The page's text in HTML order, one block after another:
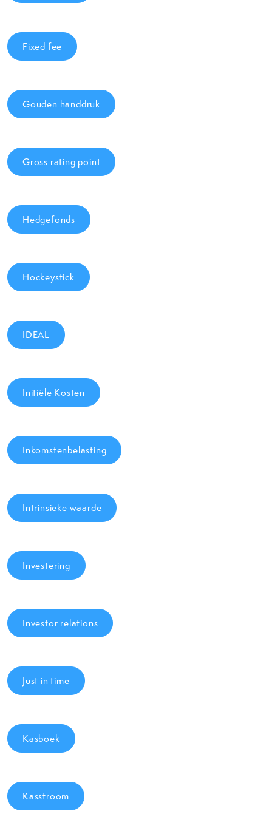
Fixed fee
Gouden handdruk
Gross rating point
Hedgefonds
Hockeystick
IDEAL
Initiële Kosten
Inkomstenbelasting
Intrinsieke waarde
Investering
Investor relations
Just in time
Kasboek
Kasstroom